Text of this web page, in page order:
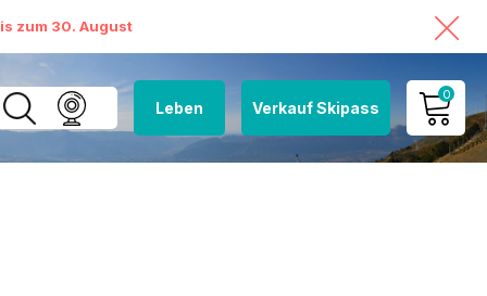
zum 30. August
Leben Verkauf Skipass
0
MEIN KONTO